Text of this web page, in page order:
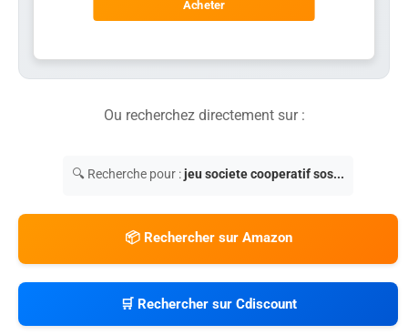
Acheter
Ou recherchez directement sur :
🔍 Recherche pour :jeu societe cooperatif sos...
📦 Rechercher sur Amazon
🛒 Rechercher sur Cdiscount